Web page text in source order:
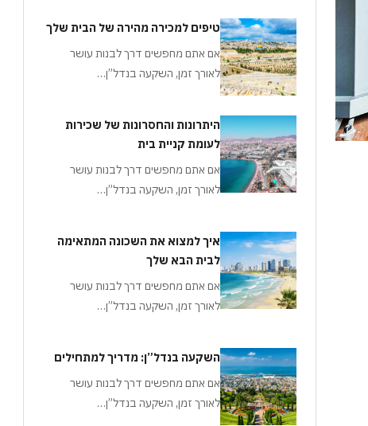
טיפים למכירה מהירה של הבית שלך
אם אתם מחפשים דרך לבנות עושר
לאורך זמן, השקעה בנדל”ן…
היתרונות והחסרונות של שכירות
לעומת קניית בית
אם אתם מחפשים דרך לבנות עושר
לאורך זמן, השקעה בנדל”ן…
איך למצוא את השכונה המתאימה
לבית הבא שלך
אם אתם מחפשים דרך לבנות עושר
לאורך זמן, השקעה בנדל”ן…
השקעה בנדל”ן: מדריך למתחילים
אם אתם מחפשים דרך לבנות עושר
לאורך זמן, השקעה בנדל”ן…